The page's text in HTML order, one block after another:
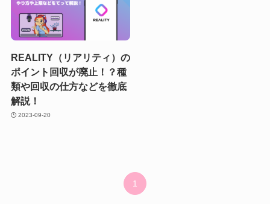
REALITY（リアリティ）の
ポイント回収が廃止！？種
類や回収の仕方などを徹底
解説！
2023-09-20
1